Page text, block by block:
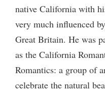
native California with
very much influenced
Great Britain. He was
as the California
Romantics: a group of
celebrate the natural